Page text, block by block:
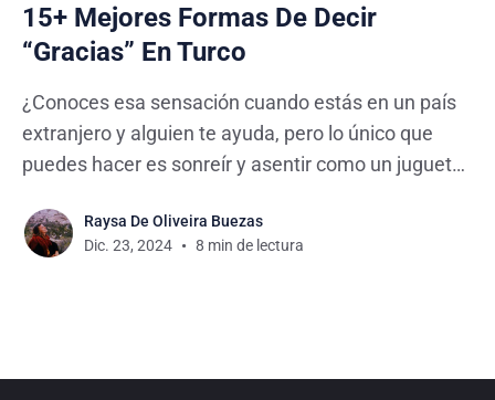
15+ Mejores Formas De Decir
“Gracias” En Turco
¿Conoces esa sensación cuando estás en un país
extranjero y alguien te ayuda, pero lo único que
puedes hacer es sonreír y asentir como un juguete
después de pasar tiempo con amigos turcos y
explorar Turquía varias veces, aprendí algo...
Raysa De Oliveira Buezas
Dic. 23, 2024
8 min de lectura